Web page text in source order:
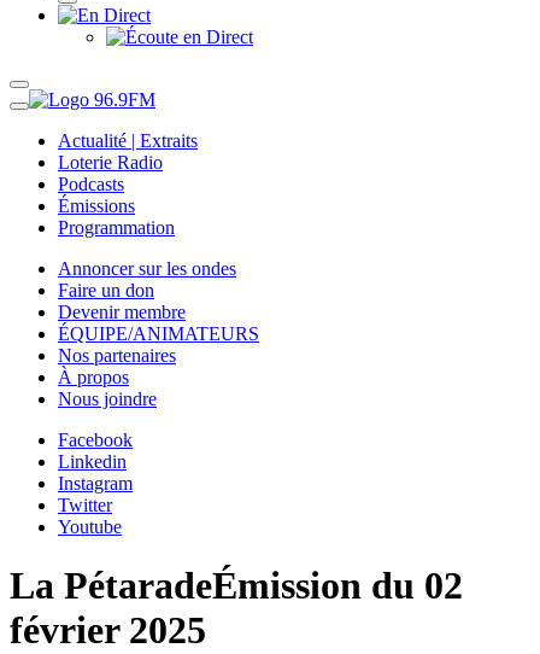
Actualité | Extraits
Loterie Radio
Podcasts
Émissions
Programmation
Annoncer sur les ondes
Faire un don
Devenir membre
ÉQUIPE/ANIMATEURS
Nos partenaires
À propos
Nous joindre
Facebook
Linkedin
Instagram
Twitter
Youtube
La PétaradeÉmission du 02
février 2025